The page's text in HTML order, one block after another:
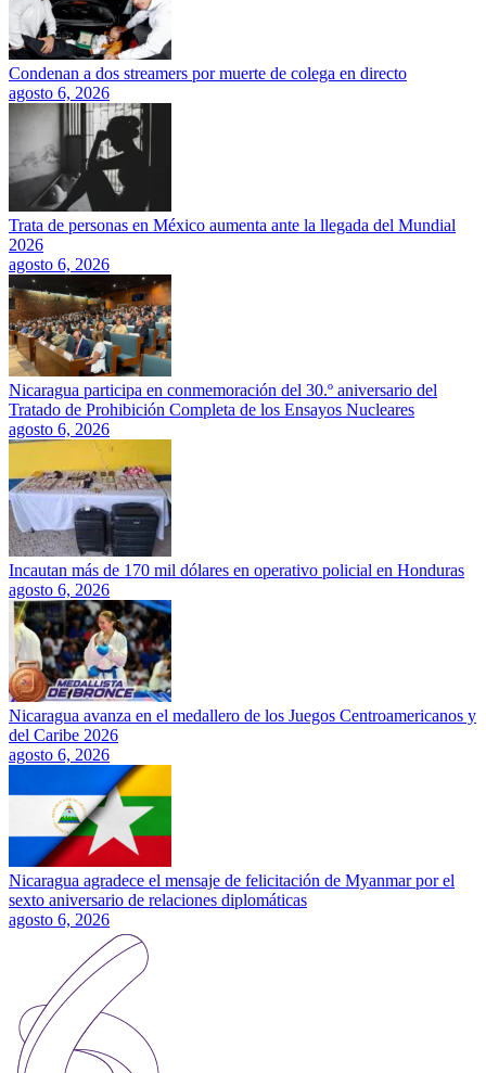
Condenan a dos streamers por muerte de colega en directo
agosto 6, 2026
Trata de personas en México aumenta ante la llegada del Mundial
2026
agosto 6, 2026
Nicaragua participa en conmemoración del 30.º aniversario del
Tratado de Prohibición Completa de los Ensayos Nucleares
agosto 6, 2026
Incautan más de 170 mil dólares en operativo policial en Honduras
agosto 6, 2026
Nicaragua avanza en el medallero de los Juegos Centroamericanos y
del Caribe 2026
agosto 6, 2026
Nicaragua agradece el mensaje de felicitación de Myanmar por el
sexto aniversario de relaciones diplomáticas
agosto 6, 2026